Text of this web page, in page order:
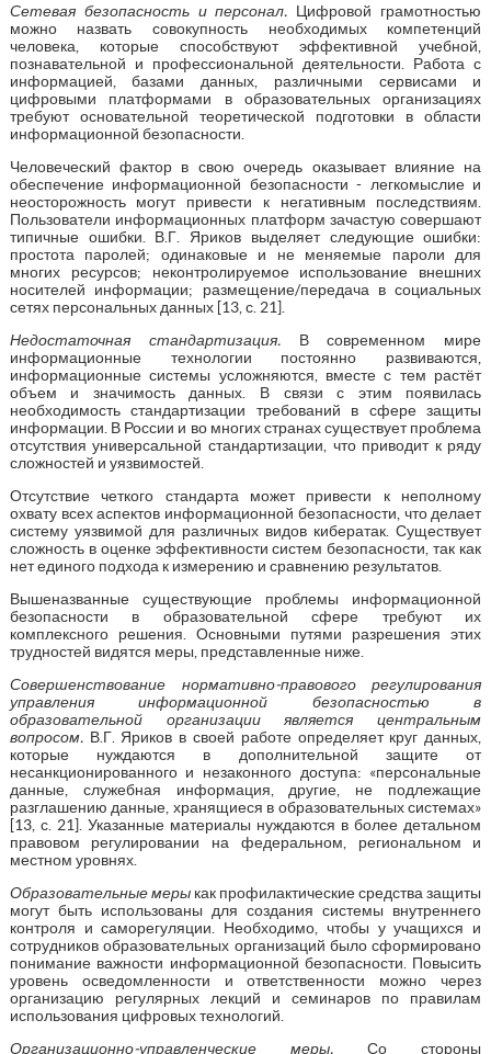
Сетевая безопасность и персонал. Цифровой грамотностью
можно назвать совокупность необходимых компетенций
человека, которые способствуют эффективной учебной,
познавательной и профессиональной деятельности. Работа с
информацией, базами данных, различными сервисами и
цифровыми платформами в образовательных организациях
требуют основательной теоретической подготовки в области
информационной безопасности.
Человеческий фактор в свою очередь оказывает влияние на
обеспечение информационной безопасности - легкомыслие и
неосторожность могут привести к негативным последствиям.
Пользователи информационных платформ зачастую совершают
типичные ошибки. В.Г. Яриков выделяет следующие ошибки:
простота паролей; одинаковые и не меняемые пароли для
многих ресурсов; неконтролируемое использование внешних
носителей информации; размещение/передача в социальных
сетях персональных данных [13, с. 21].
Недостаточная стандартизация.В современном мире
информационные технологии постоянно развиваются,
информационные системы усложняются, вместе с тем растёт
объем и значимость данных. В связи с этим появилась
необходимость стандартизации требований в сфере защиты
информации. В России и во многих странах существует проблема
отсутствия универсальной стандартизации, что приводит к ряду
сложностей и уязвимостей.
Отсутствие четкого стандарта может привести к неполному
охвату всех аспектов информационной безопасности, что делает
систему уязвимой для различных видов кибератак. Существует
сложность в оценке эффективности систем безопасности, так как
нет единого подхода к измерению и сравнению результатов.
Вышеназванные существующие проблемы информационной
безопасности в образовательной сфере требуют их
комплексного решения. Основными путями разрешения этих
трудностей видятся меры, представленные ниже.
Совершенствование нормативно-правового регулирования
управления информационной безопасностью в
образовательной организации является центральным
вопросом. В.Г. Яриков в своей работе определяет круг данных,
которые нуждаются в дополнительной защите от
несанкционированного и незаконного доступа: «персональные
данные, служебная информация, другие, не подлежащие
разглашению данные, хранящиеся в образовательных системах»
[13, с. 21]. Указанные материалы нуждаются в более детальном
правовом регулировании на федеральном, региональном и
местном уровнях.
Образовательные меры как профилактические средства защиты
могут быть использованы для создания системы внутреннего
контроля и саморегуляции. Необходимо, чтобы у учащихся и
сотрудников образовательных организаций было сформировано
понимание важности информационной безопасности. Повысить
уровень осведомленности и ответственности можно через
организацию регулярных лекций и семинаров по правилам
использования цифровых технологий.
Организационно-управленческие меры.Со стороны